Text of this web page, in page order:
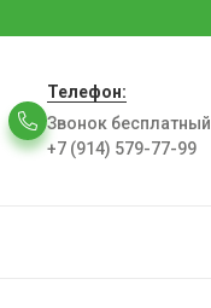
Телефон:
Звонок бесплатный
+7 (914) 579-77-99